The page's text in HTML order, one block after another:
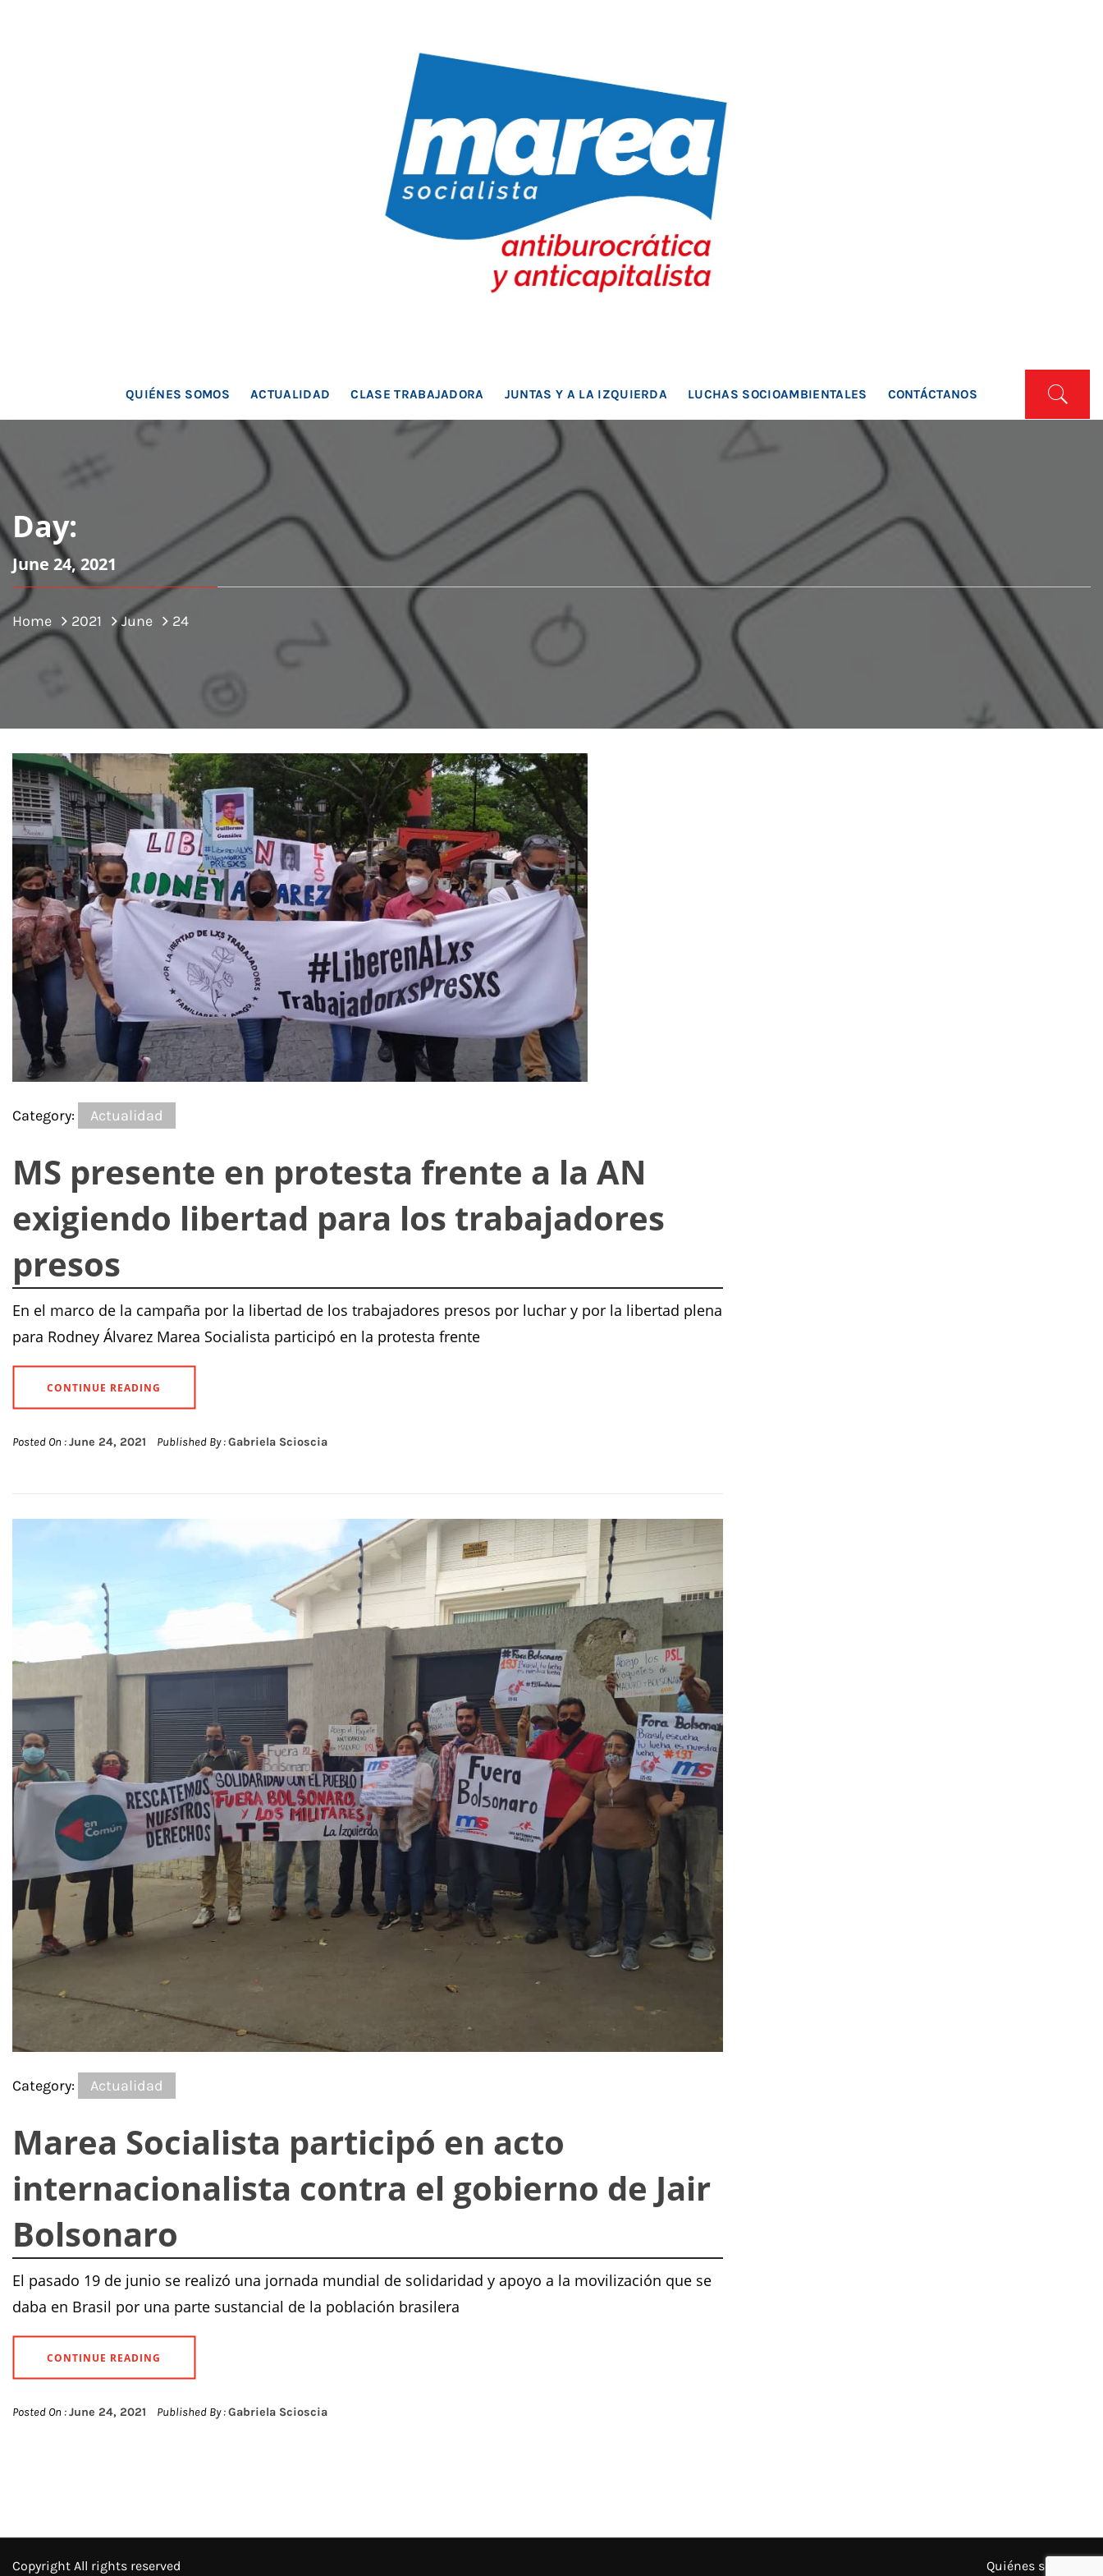
MAREA SOCIALISTA
QUIÉNES SOMOS ACTUALIDAD CLASE TRABAJADORA JUNTAS Y A LA IZQUIERDA LUCHAS SOCIOAMBIENTALES CONTÁCTANOS
Day:
June 24, 2021
Home 2021 June 24
Category: Actualidad
MS presente en protesta frente a la AN
exigiendo libertad para los trabajadores
presos
En el marco de la campaña por la libertad de los trabajadores presos por luchar y por la libertad plena
para Rodney Álvarez Marea Socialista participó en la protesta frente
CONTINUE READING
Posted On :June 24, 2021 Published By :Gabriela Scioscia
Category: Actualidad
Marea Socialista participó en acto
internacionalista contra el gobierno de Jair
Bolsonaro
El pasado 19 de junio se realizó una jornada mundial de solidaridad y apoyo a la movilización que se
daba en Brasil por una parte sustancial de la población brasilera
CONTINUE READING
Posted On :June 24, 2021 Published By :Gabriela Scioscia
Copyright All rights reserved Quiénes somos